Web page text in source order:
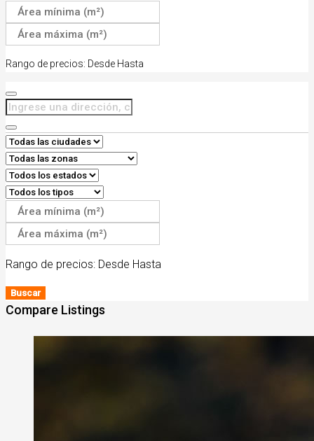
Rango de precios: Desde Hasta
Rango de precios: Desde Hasta
Buscar
Compare Listings